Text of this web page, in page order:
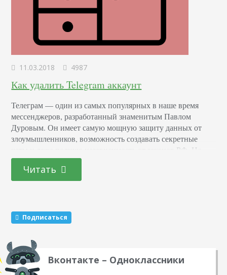
11.03.2018 4987
Как удалить Telegram аккаунт
Телеграм — один из самых популярных в наше время
мессенджеров, разработанный знаменитым Павлом
Дуровым. Он имеет самую мощную защиту данных от
злоумышленников, возможность создавать секретные
чаты и даже полную независимость от законов РФ. Но
иногда пользователи хотят избавиться от своего профиля.
Удалить аккаунт Telegram — значит навсегда отказаться от
восстановления личных переписок и данных, которые вы
Читать
Подписаться
Вконтакте – Одноклассники